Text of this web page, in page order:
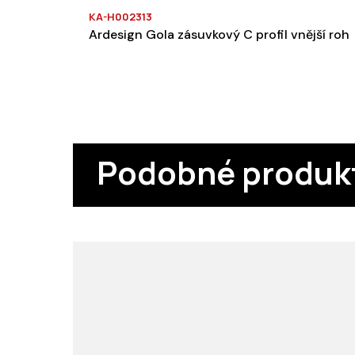
KA-H002313
Ardesign Gola zásuvkový C profil vnější roh
Podobné